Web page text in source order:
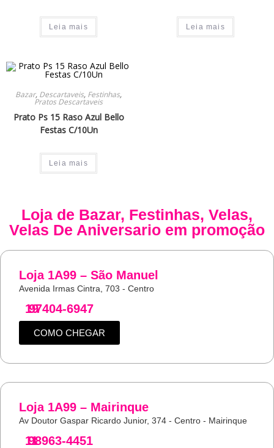
Leia mais Leia mais
Bazar, Descartaveis, Festinhas,
Pratos Descartaveis
Prato Ps 15 Raso Azul Bello
Festas C/10Un
Leia mais
Loja de Bazar, Festinhas, Velas,
Velas De Aniversario em promoção
Loja 1A99 – São Manuel
Avenida Irmas Cintra, 703 - Centro
19
97404-6947
COMO CHEGAR
Loja 1A99 – Mairinque
Av Doutor Gaspar Ricardo Junior, 374 - Centro - Mairinque
11
98963-4451